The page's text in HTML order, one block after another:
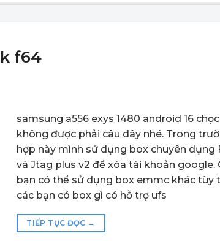
f64
samsung a556 exys 1480 android 16
không được phải câu dây nhé. Trong
hợp này mình sử dụng box chuyên dụng
và Jtag plus v2 để xóa tài khoản google.
bạn có thể sử dụng box emmc khác tùy
các bạn có box gì có hỗ trợ ufs
TIẾP TỤC ĐỌC →